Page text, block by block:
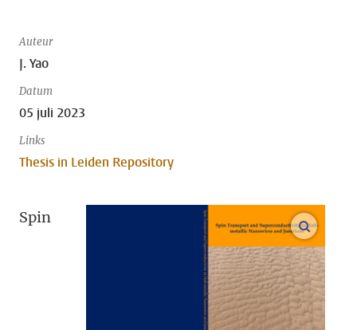
Auteur
J. Yao
Datum
05 juli 2023
Links
Thesis in Leiden Repository
open
Spin